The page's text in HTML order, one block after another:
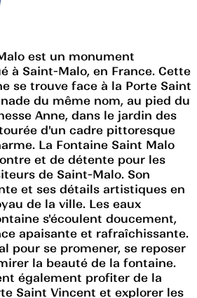
est un monument
à Saint-Malo, en France. Cette
se trouve face à la Porte Saint
du même nom, au pied du
Anne, dans le jardin des
d'un cadre pittoresque
La Fontaine Saint Malo
et de détente pour les
de Saint-Malo. Son
et ses détails artistiques en
de la ville. Les eaux
s'écoulent doucement,
apaisante et rafraîchissante.
pour se promener, se reposer
la beauté de la fontaine.
également profiter de la
Saint Vincent et explorer les